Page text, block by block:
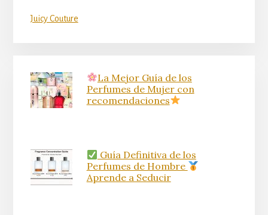
Juicy Couture
La Mejor Guía de los
Perfumes de Mujer con
recomendaciones
Guía Definitiva de los
Perfumes de Hombre
Aprende a Seducir